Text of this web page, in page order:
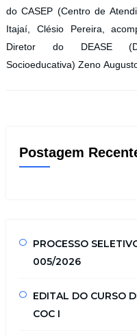
do CASEP (Centro de
Itajaí, Clésio Pereira,
Diretor do DEASE
Socioeducativa) Zeno
Postagem
PROCESSO
005/2026
EDITAL DO CURSO
COC I